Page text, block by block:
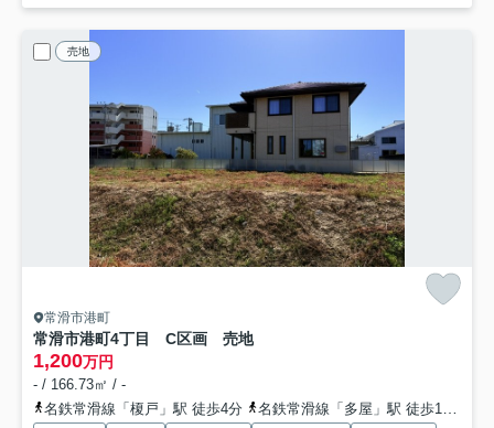
売地
常滑市港町
常滑市港町4丁目 C区画 売地
1,200万円
- / 166.73㎡ / -
名鉄常滑線「榎戸」駅 徒歩4分
名鉄常滑線「多屋」駅 徒歩15分